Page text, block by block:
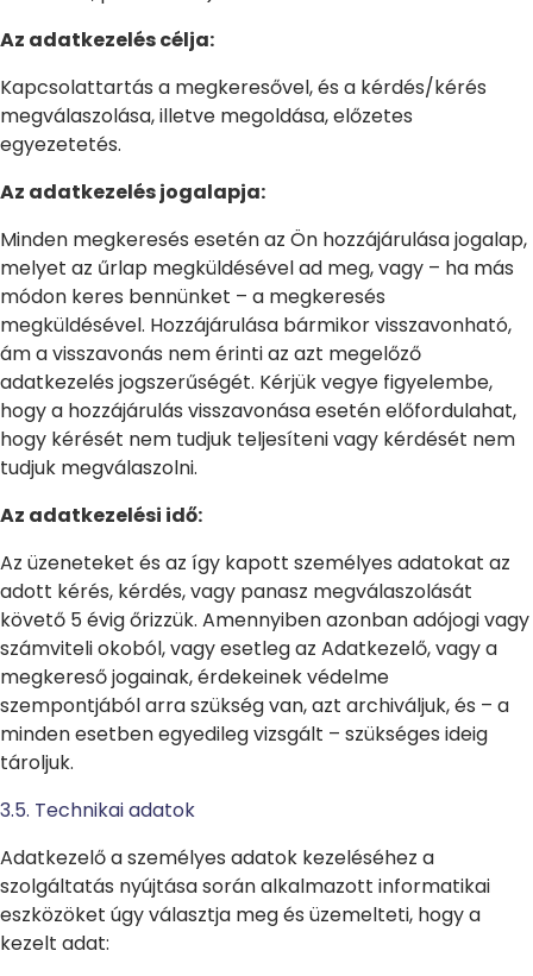
Az adatkezelés célja:
Kapcsolattartás a megkeresővel, és a kérdés/kérés
megválaszolása, illetve megoldása, előzetes
egyezetetés.
Az adatkezelés jogalapja:
Minden megkeresés esetén az Ön hozzájárulása jogalap,
melyet az űrlap megküldésével ad meg, vagy – ha más
módon keres bennünket – a megkeresés
megküldésével. Hozzájárulása bármikor visszavonható,
ám a visszavonás nem érinti az azt megelőző
adatkezelés jogszerűségét. Kérjük vegye figyelembe,
hogy a hozzájárulás visszavonása esetén előfordulahat,
hogy kérését nem tudjuk teljesíteni vagy kérdését nem
tudjuk megválaszolni.
Az adatkezelési idő:
Az üzeneteket és az így kapott személyes adatokat az
adott kérés, kérdés, vagy panasz megválaszolását
követő 5 évig őrizzük. Amennyiben azonban adójogi vagy
számviteli okoból, vagy esetleg az Adatkezelő, vagy a
megkereső jogainak, érdekeinek védelme
szempontjából arra szükség van, azt archiváljuk, és – a
minden esetben egyedileg vizsgált – szükséges ideig
tároljuk.
3.5. Technikai adatok
Adatkezelő a személyes adatok kezeléséhez a
szolgáltatás nyújtása során alkalmazott informatikai
eszközöket úgy választja meg és üzemelteti, hogy a
kezelt adat: